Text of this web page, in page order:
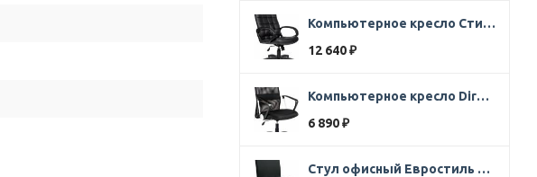
Компьютерное кресло Стиль Ультра SOFT кожа черная
12 640 ₽
Компьютерное кресло Direct ткань черная
6 890 ₽
Стул офисный Евростиль 250 (стул сбербанк) кожзам черный